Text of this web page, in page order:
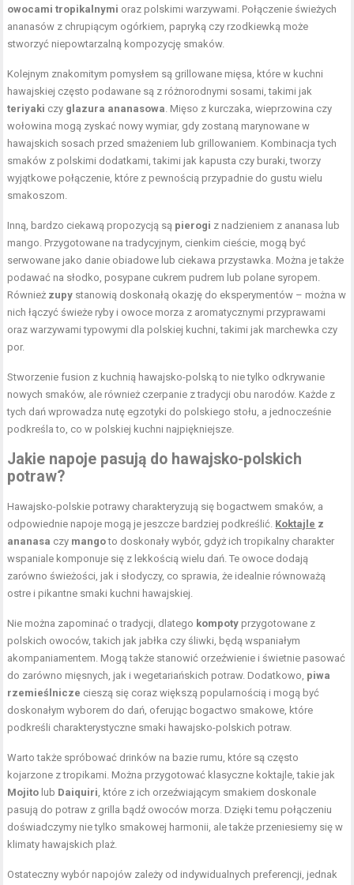
owocami tropikalnymi oraz polskimi warzywami. Połączenie świeżych
ananasów z chrupiącym ogórkiem, papryką czy rzodkiewką może
stworzyć niepowtarzalną kompozycję smaków.
Kolejnym znakomitym pomysłem są grillowane mięsa, które w kuchni
hawajskiej często podawane są z różnorodnymi sosami, takimi jak
teriyaki czy glazura ananasowa. Mięso z kurczaka, wieprzowina czy
wołowina mogą zyskać nowy wymiar, gdy zostaną marynowane w
hawajskich sosach przed smażeniem lub grillowaniem. Kombinacja tych
smaków z polskimi dodatkami, takimi jak kapusta czy buraki, tworzy
wyjątkowe połączenie, które z pewnością przypadnie do gustu wielu
smakoszom.
Inną, bardzo ciekawą propozycją są pierogi z nadzieniem z ananasa lub
mango. Przygotowane na tradycyjnym, cienkim cieście, mogą być
serwowane jako danie obiadowe lub ciekawa przystawka. Można je także
podawać na słodko, posypane cukrem pudrem lub polane syropem.
Również zupy stanowią doskonałą okazję do eksperymentów – można w
nich łączyć świeże ryby i owoce morza z aromatycznymi przyprawami
oraz warzywami typowymi dla polskiej kuchni, takimi jak marchewka czy
por.
Stworzenie fusion z kuchnią hawajsko-polską to nie tylko odkrywanie
nowych smaków, ale również czerpanie z tradycji obu narodów. Każde z
tych dań wprowadza nutę egzotyki do polskiego stołu, a jednocześnie
podkreśla to, co w polskiej kuchni najpiękniejsze.
Jakie napoje pasują do hawajsko-polskich
potraw?
Hawajsko-polskie potrawy charakteryzują się bogactwem smaków, a
odpowiednie napoje mogą je jeszcze bardziej podkreślić. Koktajle z
ananasa czy mangoto doskonały wybór, gdyż ich tropikalny charakter
wspaniale komponuje się z lekkością wielu dań. Te owoce dodają
zarówno świeżości, jak i słodyczy, co sprawia, że idealnie równoważą
ostre i pikantne smaki kuchni hawajskiej.
Nie można zapominać o tradycji, dlatego kompoty przygotowane z
polskich owoców, takich jak jabłka czy śliwki, będą wspaniałym
akompaniamentem. Mogą także stanowić orzeźwienie i świetnie pasować
do zarówno mięsnych, jak i wegetariańskich potraw. Dodatkowo, piwa
rzemieślnicze cieszą się coraz większą popularnością i mogą być
doskonałym wyborem do dań, oferując bogactwo smakowe, które
podkreśli charakterystyczne smaki hawajsko-polskich potraw.
Warto także spróbować drinków na bazie rumu, które są często
kojarzone z tropikami. Można przygotować klasyczne koktajle, takie jak
Mojito lub Daiquiri, które z ich orzeźwiającym smakiem doskonale
pasują do potraw z grilla bądź owoców morza. Dzięki temu połączeniu
doświadczymy nie tylko smakowej harmonii, ale także przeniesiemy się w
klimaty hawajskich plaż.
Ostateczny wybór napojów zależy od indywidualnych preferencji, jednak